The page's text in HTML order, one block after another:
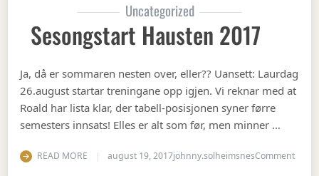
Uncategorized
Sesongstart Hausten 2017
Ja, då er sommaren nesten over, eller?? Uansett: Laurdag
26.august startar treningane opp igjen. Vi reknar med at
Roald har lista klar, der tabell-posisjonen syner førre
semesters innsats! Elles er alt som før, men minner …
READ MORE august 19, 2017johnny.solheimsnesCommenton